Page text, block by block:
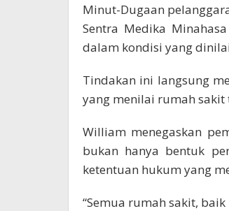
Minut-Dugaan
Sentra Medika
dalam kondisi yang
Tindakan ini langsung
yang menilai rumah sakit
William menegaskan
bukan hanya bentuk
ketentuan hukum yang
“Semua rumah sakit,